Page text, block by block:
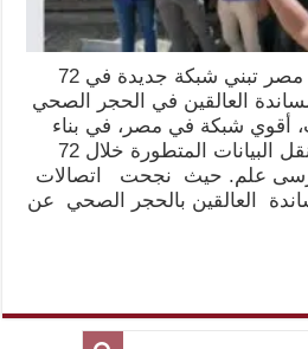
اتصالات أقوي شبكة في مصر تبني شبكة جديدة في 72
العالقين في الحجر الصحي
شبكة في مصر، في بناء
شبكة تقوية للاتصالات ونقل البيانات المتطورة خلال 72
علم. حيث نجحت اتصالات
العالقين بالحجر الصحي عن